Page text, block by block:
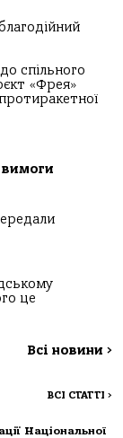
спільного
«Фрея»
вимоги
це
Всі новини >
ВСІ СТАТТІ >
Національної